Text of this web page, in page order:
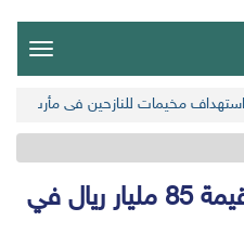
استهداف مخيمات للنازحين في مأرب
اليمن يصدر منتجات بقيمة 85 مليار ريال في